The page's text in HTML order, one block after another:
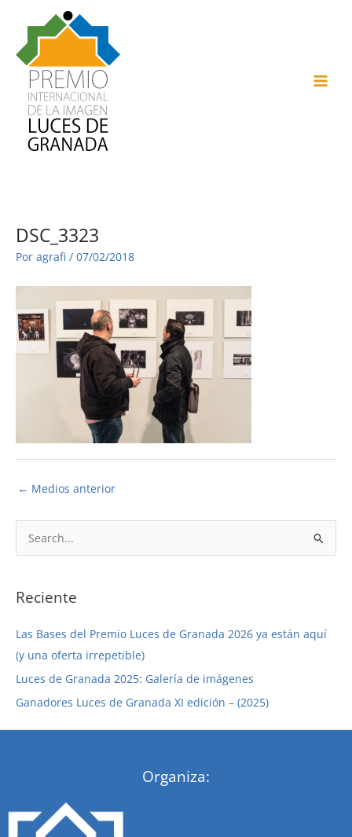
contenido
DSC_3323
Por agrafi / 07/02/2018
← Medios anterior
u
c
r
p
o
r
Reciente
Las Bases del Premio Luces de Granada 2026 ya están aquí
(y una oferta irrepetible)
Luces de Granada 2025: Galería de imágenes
Ganadores Luces de Granada XI edición – (2025)
Organiza: